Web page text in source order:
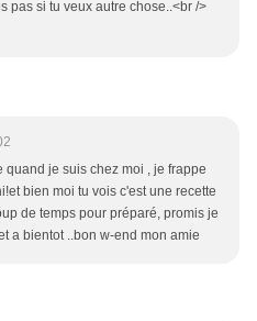
pas si tu veux autre chose..<br />
quand je suis chez moi , je frappe
bien moi tu vois c'est une recette
de temps pour préparé, promis je
a bientot ..bon w-end mon amie